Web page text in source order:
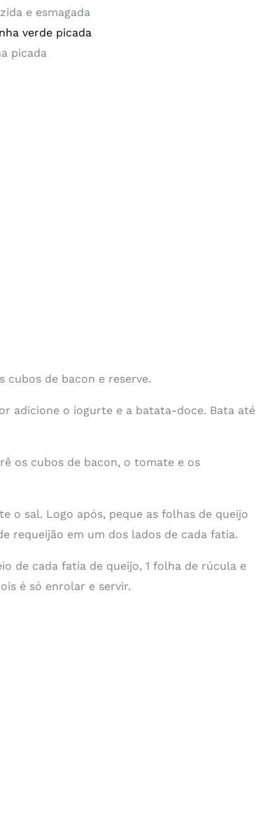
e esmagada
verde picada
picada
cubos de bacon e reserve.
adicione o iogurte e a batata-doce. Bata até
os cubos de bacon, o tomate e os
o sal. Logo após, peque as folhas de queijo
requeijão em um dos lados de cada fatia.
de cada fatia de queijo, 1 folha de rúcula e
é só enrolar e servir.